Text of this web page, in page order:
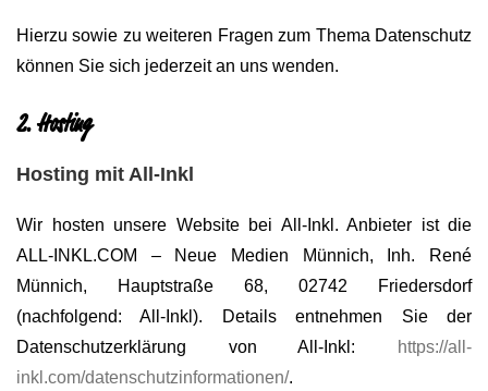
Hierzu sowie zu weiteren Fragen zum Thema Datenschutz
können Sie sich jederzeit an uns wenden.
2. Hosting
Hosting mit All-Inkl
Wir hosten unsere Website bei All-Inkl. Anbieter ist die
ALL-INKL.COM – Neue Medien Münnich, Inh. René
Münnich, Hauptstraße 68, 02742 Friedersdorf
(nachfolgend: All-Inkl). Details entnehmen Sie der
Datenschutzerklärung von All-Inkl:
https://all-
inkl.com/datenschutzinformationen/.